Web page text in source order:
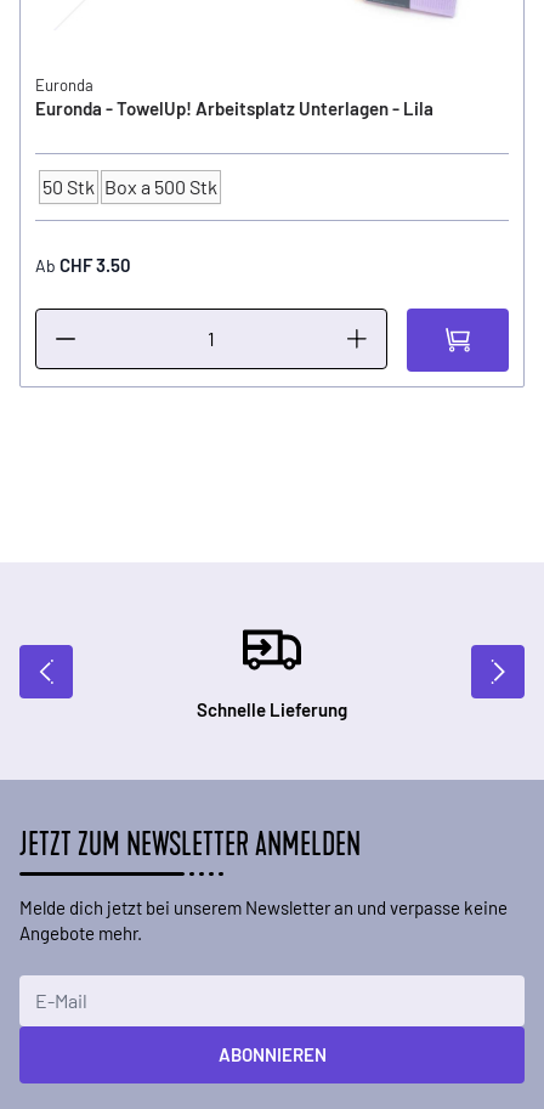
Euronda
Euronda - TowelUp! Arbeitsplatz Unterlagen - Lila
Anzahl
50 Stk Box a 500 Stk
Ab CHF 3.50
Schnelle Lieferung
JETZT ZUM NEWSLETTER ANMELDEN
Melde dich jetzt bei unserem Newsletter an und verpasse keine
Angebote mehr.
ABONNIEREN